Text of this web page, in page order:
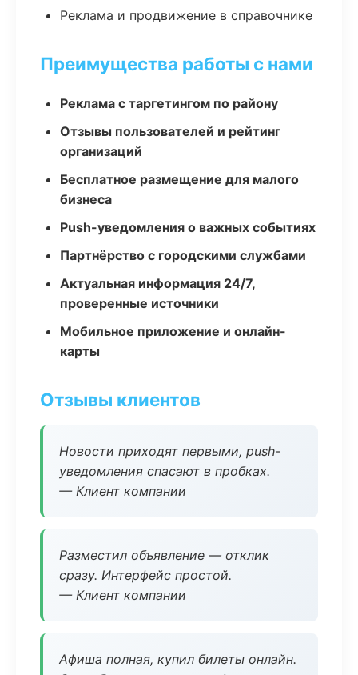
Реклама и продвижение в справочнике
Преимущества работы с нами
Реклама с таргетингом по району
Отзывы пользователей и рейтинг
организаций
Бесплатное размещение для малого
бизнеса
Push-уведомления о важных событиях
Партнёрство с городскими службами
Актуальная информация 24/7,
проверенные источники
Мобильное приложение и онлайн-
карты
Отзывы клиентов
Новости приходят первыми, push-
уведомления спасают в пробках.
— Клиент компании
Разместил объявление — отклик
сразу. Интерфейс простой.
— Клиент компании
Афиша полная, купил билеты онлайн.